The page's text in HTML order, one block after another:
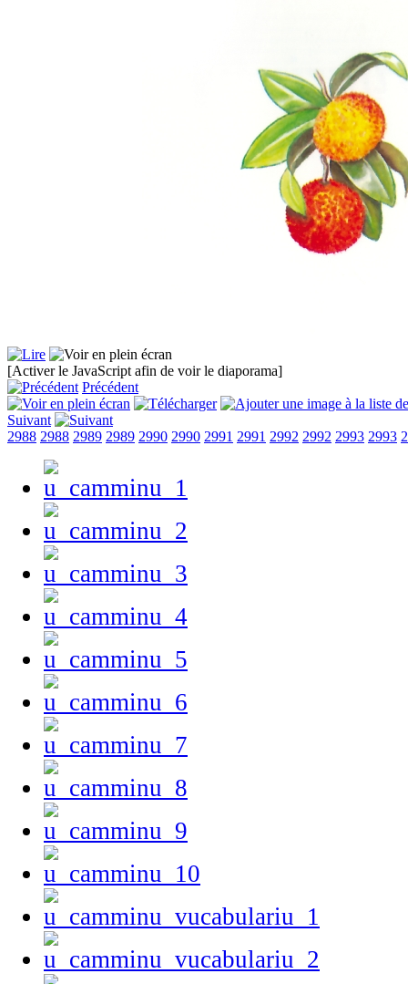
[Activer le JavaScript afin de voir le diaporama]
Précédent
Suivant
2988 2988 2989 2989 2990 2990 2991 2991 2992 2992 2993 2993